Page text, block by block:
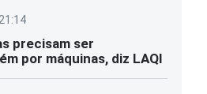
precisam ser
por máquinas, diz LAQI